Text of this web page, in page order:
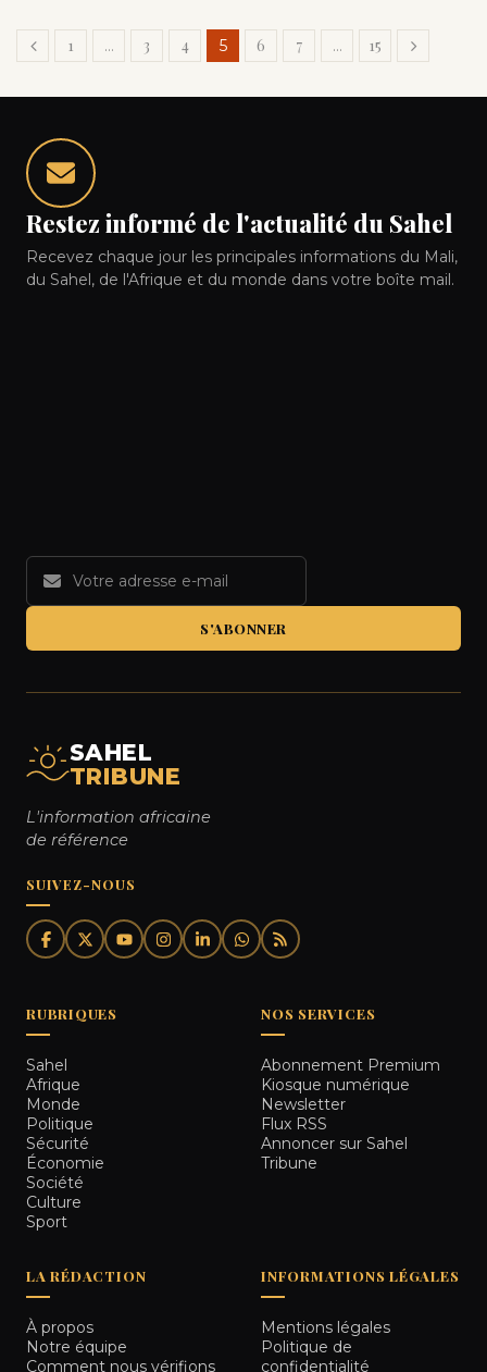
1 … 3 4 5 6 7 … 15
Restez informé de l'actualité du Sahel
Recevez chaque jour les principales informations du Mali,
du Sahel, de l'Afrique et du monde dans votre boîte mail.
S'ABONNER
SAHEL
TRIBUNE
L'information africaine
de référence
SUIVEZ-NOUS
RUBRIQUES
Sahel
Afrique
Monde
Politique
Sécurité
Économie
Société
Culture
Sport
NOS SERVICES
Abonnement Premium
Kiosque numérique
Newsletter
Flux RSS
Annoncer sur Sahel
Tribune
LA RÉDACTION
À propos
Notre équipe
Comment nous vérifions
INFORMATIONS LÉGALES
Mentions légales
Politique de
confidentialité